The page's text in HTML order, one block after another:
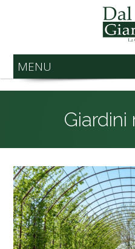
MENU
Giardini